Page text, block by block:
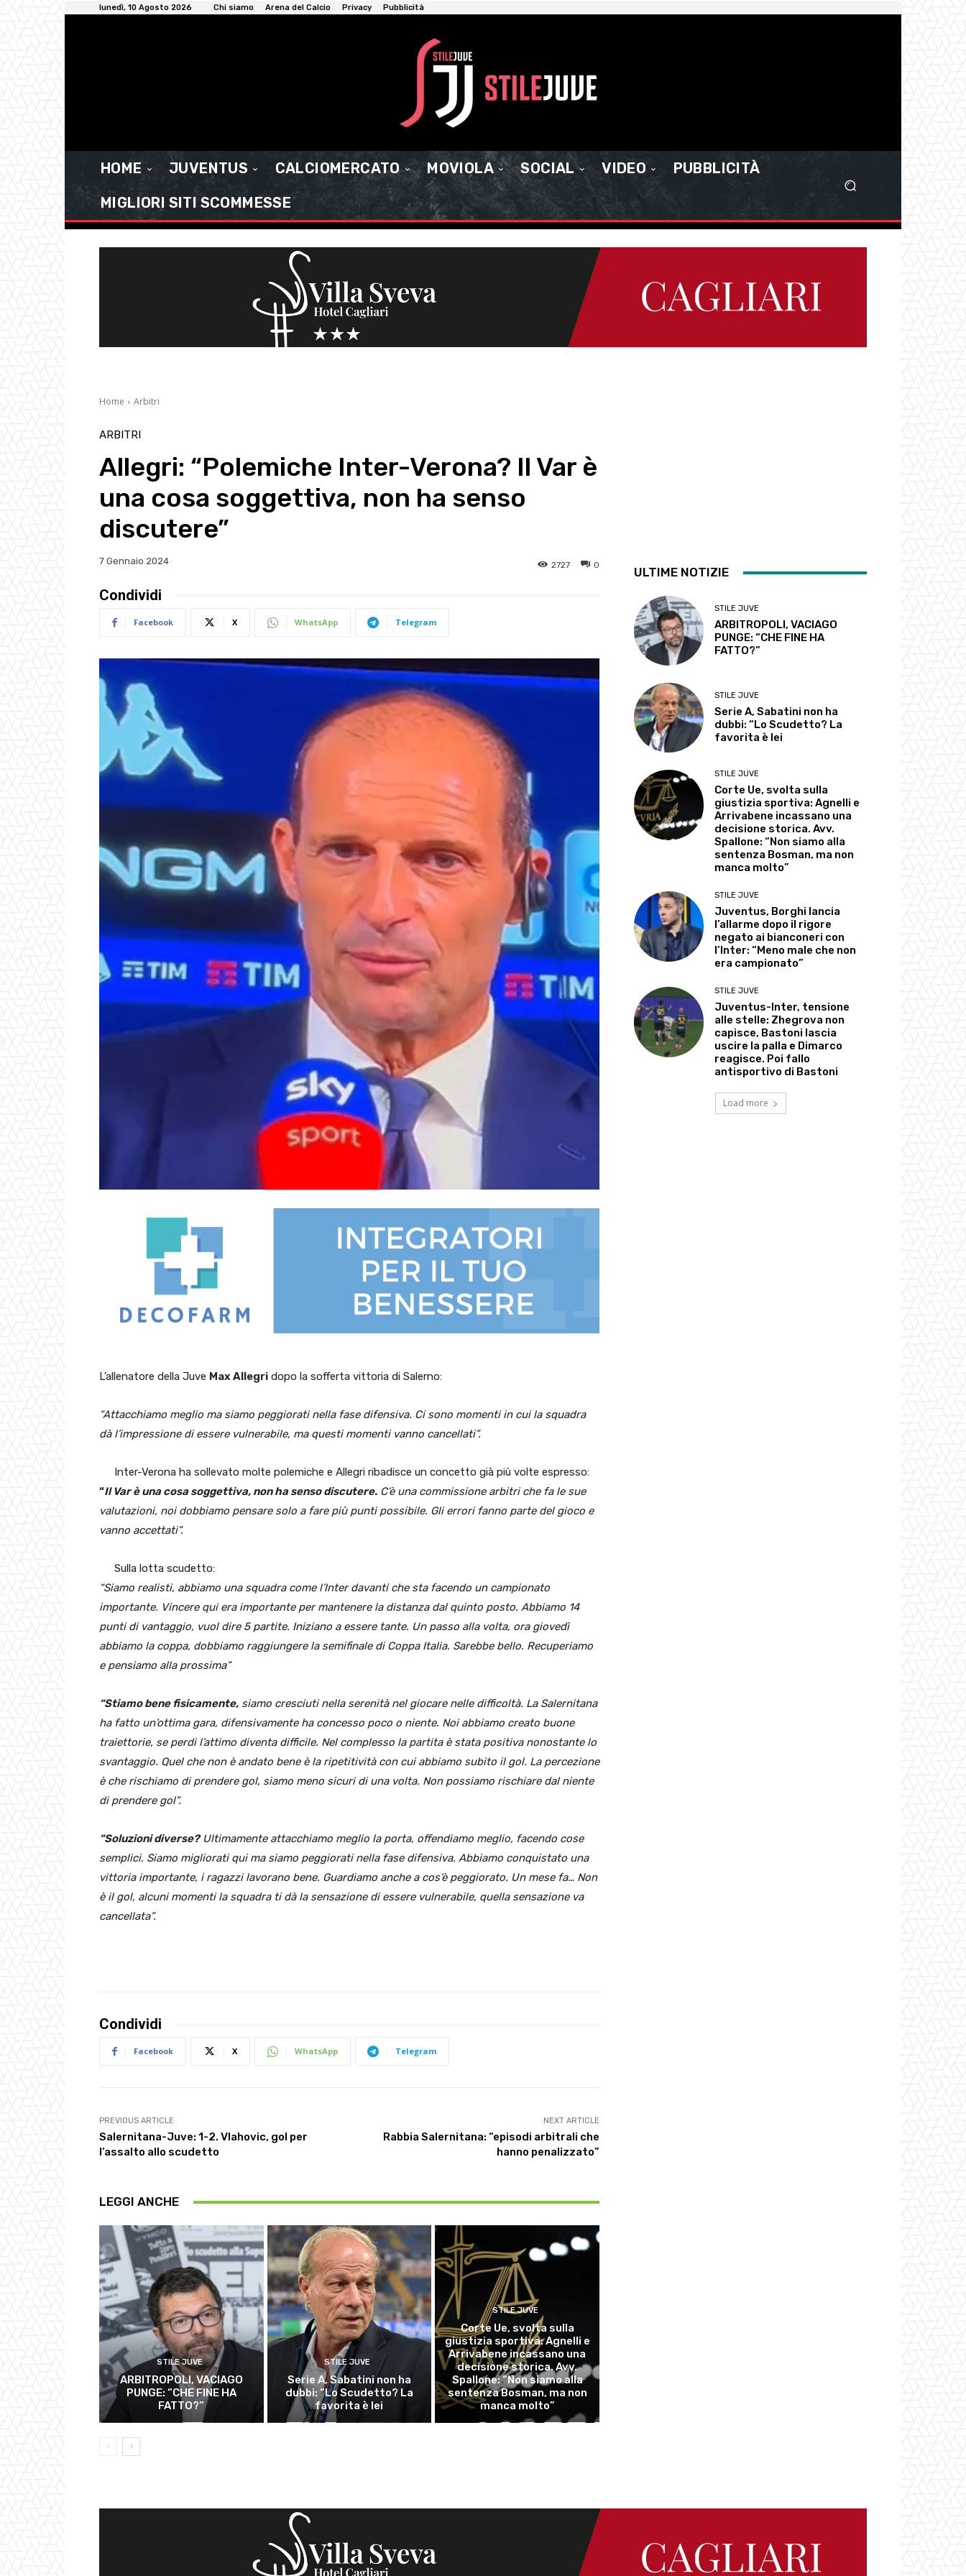
lunedì, 10 Agosto 2026 Chi siamo Arena del Calcio Privacy Pubblicità
HOME JUVENTUS CALCIOMERCATO MOVIOLA SOCIAL VIDEO
PUBBLICITÀ
MIGLIORI SITI SCOMMESSE
Home Arbitri
ARBITRI
Allegri: “Polemiche Inter-Verona? Il Var è
una cosa soggettiva, non ha senso
discutere”
7 Gennaio 2024 0
2727
Condividi
Facebook X WhatsApp Telegram
L’allenatore della Juve Max Allegri dopo la sofferta vittoria di Salerno:
“Attacchiamo meglio ma siamo peggiorati nella fase difensiva. Ci sono momenti in cui la squadra
dà l’impressione di essere vulnerabile, ma questi momenti vanno cancellati”.
Inter-Verona ha sollevato molte polemiche e Allegri ribadisce un concetto già più volte espresso:
“Il Var è una cosa soggettiva, non ha senso discutere. C’è una commissione arbitri che fa le sue
valutazioni, noi dobbiamo pensare solo a fare più punti possibile. Gli errori fanno parte del gioco e
vanno accettati”.
Sulla lotta scudetto:
“Siamo realisti, abbiamo una squadra come l’Inter davanti che sta facendo un campionato
importante. Vincere qui era importante per mantenere la distanza dal quinto posto. Abbiamo 14
punti di vantaggio, vuol dire 5 partite. Iniziano a essere tante. Un passo alla volta, ora giovedì
abbiamo la coppa, dobbiamo raggiungere la semifinale di Coppa Italia. Sarebbe bello. Recuperiamo
e pensiamo alla prossima”
“Stiamo bene fisicamente, siamo cresciuti nella serenità nel giocare nelle difficoltà. La Salernitana
ha fatto un’ottima gara, difensivamente ha concesso poco o niente. Noi abbiamo creato buone
traiettorie, se perdi l’attimo diventa difficile. Nel complesso la partita è stata positiva nonostante lo
svantaggio. Quel che non è andato bene è la ripetitività con cui abbiamo subito il gol. La percezione
è che rischiamo di prendere gol, siamo meno sicuri di una volta. Non possiamo rischiare dal niente
di prendere gol”.
“Soluzioni diverse?Ultimamente attacchiamo meglio la porta, offendiamo meglio, facendo cose
semplici. Siamo migliorati qui ma siamo peggiorati nella fase difensiva. Abbiamo conquistato una
vittoria importante, i ragazzi lavorano bene. Guardiamo anche a cos’è peggiorato. Un mese fa… Non
è il gol, alcuni momenti la squadra ti dà la sensazione di essere vulnerabile, quella sensazione va
cancellata”.
Condividi
Facebook X WhatsApp Telegram
PREVIOUS ARTICLE
Salernitana-Juve: 1-2. Vlahovic, gol per
l’assalto allo scudetto
NEXT ARTICLE
Rabbia Salernitana: “episodi arbitrali che
hanno penalizzato”
LEGGI ANCHE
STILE JUVE
ARBITROPOLI, VACIAGO
PUNGE: “CHE FINE HA
FATTO?”
STILE JUVE
Serie A, Sabatini non ha
dubbi: “Lo Scudetto? La
favorita è lei
STILE JUVE
Corte Ue, svolta sulla
giustizia sportiva: Agnelli e
Arrivabene incassano una
decisione storica. Avv.
Spallone: “Non siamo alla
sentenza Bosman, ma non
manca molto”
ULTIME NOTIZIE
STILE JUVE
ARBITROPOLI, VACIAGO
PUNGE: “CHE FINE HA
FATTO?”
STILE JUVE
Serie A, Sabatini non ha
dubbi: “Lo Scudetto? La
favorita è lei
STILE JUVE
Corte Ue, svolta sulla
giustizia sportiva: Agnelli e
Arrivabene incassano una
decisione storica. Avv.
Spallone: “Non siamo alla
sentenza Bosman, ma non
manca molto”
STILE JUVE
Juventus, Borghi lancia
l’allarme dopo il rigore
negato ai bianconeri con
l’Inter: “Meno male che non
era campionato”
STILE JUVE
Juventus-Inter, tensione
alle stelle: Zhegrova non
capisce, Bastoni lascia
uscire la palla e Dimarco
reagisce. Poi fallo
antisportivo di Bastoni
Load more